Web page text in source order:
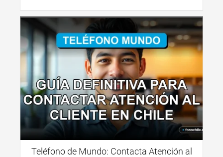
Teléfono de Mundo: Contacta Atención al